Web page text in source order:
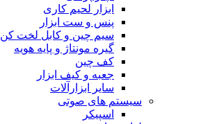
ابزار لحیم کاری
پنس و ست ابزار
سیم چین و کابل لخت کن
گیره مونتاژ و پایه هویه
کف چین
جعبه و کیف ابزار
سایر ابزارآلات
سیستم های صوتی
اسپیکر